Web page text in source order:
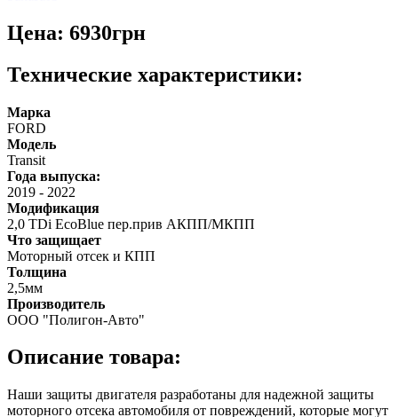
Цена: 6930грн
Технические характеристики:
Марка
FORD
Модель
Transit
Года выпуска:
2019 - 2022
Модификация
2,0 TDi EcoBlue пер.прив АКПП/МКПП
Что защищает
Моторный отсек и КПП
Толщина
2,5мм
Производитель
ООО "Полигон-Авто"
Описание товара:
Наши защиты двигателя разработаны для надежной защиты
моторного отсека автомобиля от повреждений, которые могут